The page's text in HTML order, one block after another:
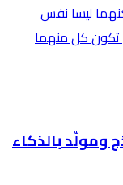
ليسا نفس
تكون كل منهما
ومولّد بالذكاء